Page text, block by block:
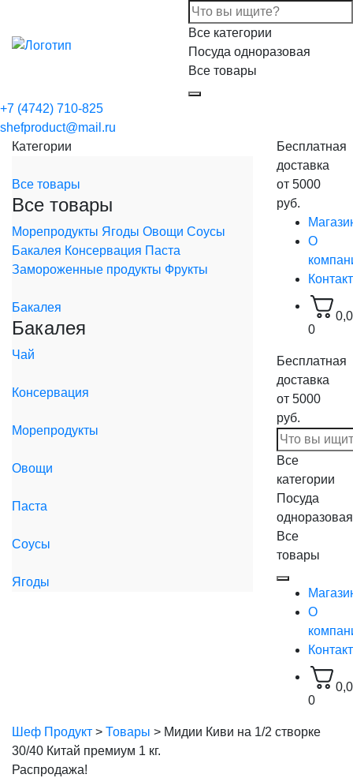
Все категории
Посуда одноразовая
Все товары
+7 (4742) 710-825
shefproduct@mail.ru
Категории
Все товары
Все товары
Морепродукты Ягоды Овощи Соусы
Бакалея Консервация Паста
Замороженные продукты Фрукты
Бакалея
Бакалея
Чай
Консервация
Морепродукты
Овощи
Паста
Соусы
Ягоды
Бесплатная
доставка
от 5000
руб.
О
0
Бесплатная
доставка
от 5000
руб.
Все
категории
Посуда
одноразовая
Все
товары
О
0
Шеф Продукт > Товары > Мидии Киви на 1/2 створке
30/40 Китай премиум 1 кг.
Распродажа!